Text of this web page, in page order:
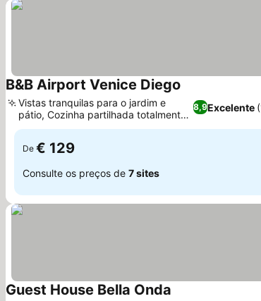
B&B Airport Venice Diego
8,9Excelente
Vistas tranquilas para o jardim e
pátio, Cozinha partilhada totalmente
equipada
De € 129
Consulte os preços de 7 sites
Guest House Bella Onda